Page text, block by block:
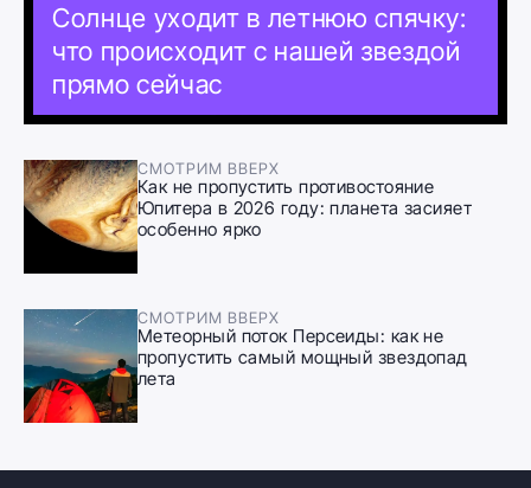
Солнце уходит в летнюю спячку:
что происходит с нашей звездой
прямо сейчас
СМОТРИМ ВВЕРХ
Как не пропустить противостояние
Юпитера в 2026 году: планета засияет
особенно ярко
СМОТРИМ ВВЕРХ
Метеорный поток Персеиды: как не
пропустить самый мощный звездопад
лета